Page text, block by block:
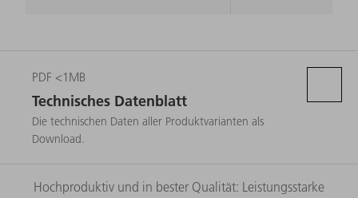
PDF <1MB
Technisches Datenblatt
Die technischen Daten aller Produktvarianten als
Download.
Hochproduktiv und in bester Qualität: Leistungsstarke